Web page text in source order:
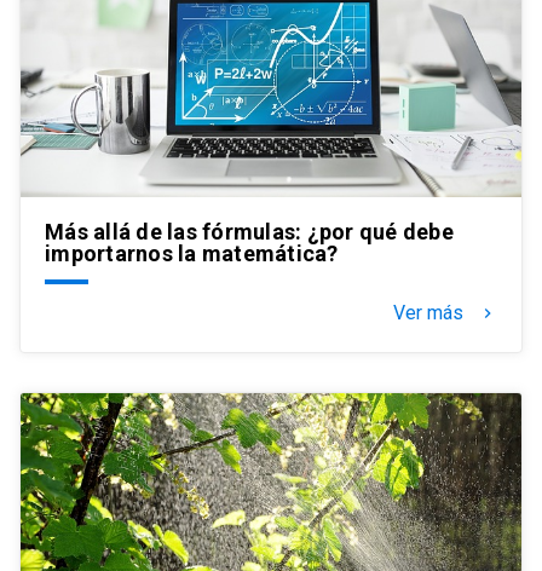
Más allá de las fórmulas: ¿por qué debe
importarnos la matemática?
Ver más keyboard_arrow_right